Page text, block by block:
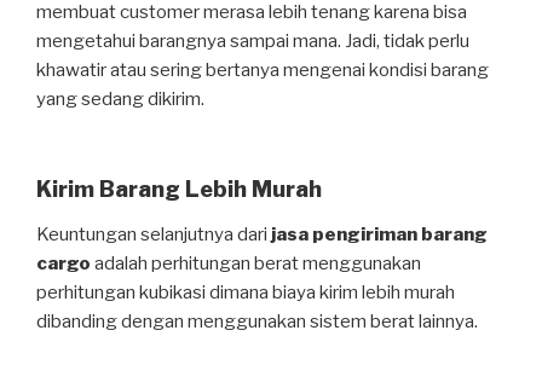
membuat customer merasa lebih tenang karena bisa
mengetahui barangnya sampai mana. Jadi, tidak perlu
khawatir atau sering bertanya mengenai kondisi barang
yang sedang dikirim.
Kirim Barang Lebih Murah
Keuntungan selanjutnya dari jasa pengiriman barang
cargo adalah perhitungan berat menggunakan
perhitungan kubikasi dimana biaya kirim lebih murah
dibanding dengan menggunakan sistem berat lainnya.